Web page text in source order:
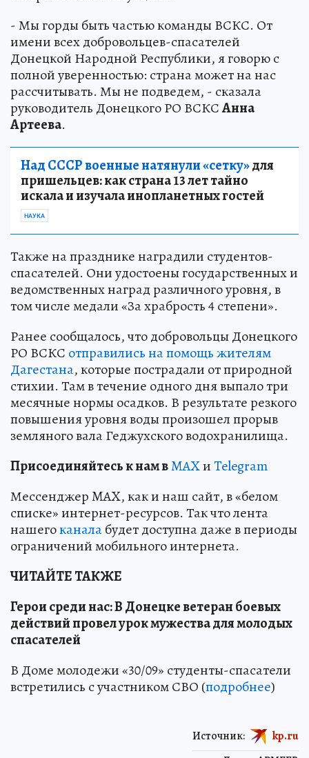
- Мы горды быть частью команды ВСКС. От
имени всех добровольцев-спасателей
Донецкой Народной Республики, я говорю с
полной уверенностью: страна может на нас
рассчитывать. Мы не подведем, - сказала
руководитель Донецкого РО ВСКСАнна
Артеева.
Над СССР военные натянули «сетку»для
пришельцев: как страна 13 лет тайно
искала и изучала инопланетных гостей
НАУКА
Также на празднике наградили студентов-
спасателей. Они удостоены государственных и
ведомственных наград различного уровня, в
том числе медали «За храбрость 4 степени».
Ранее сообщалось, что добровольцы Донецкого
РО ВСКС отправились на помощь жителям
Дагестана, которые пострадали от природной
стихии. Там в течение одного дня выпало три
месячные нормы осадков. В результате резкого
повышения уровня воды произошел прорыв
земляного вала Геджухского водохранилища.
Присоединяйтесь к нам вMAXиTelegram
Мессенджер MAX, как и наш сайт, в «белом
списке» интернет-ресурсов. Так что лента
нашегоканалабудет доступна даже в периоды
ограничений мобильного интернета.
ЧИТАЙТЕ ТАКЖЕ
Герои среди нас: В Донецке ветеран боевых
действий провел урок мужества для молодых
спасателей
В Доме молодежи «30/09» студенты-спасатели
встретились с участником СВО (подробнее)
Источник: kp.ru